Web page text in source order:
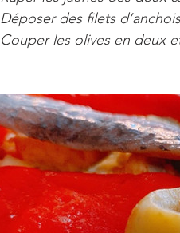
Déposer des filets
Couper les olives en deux